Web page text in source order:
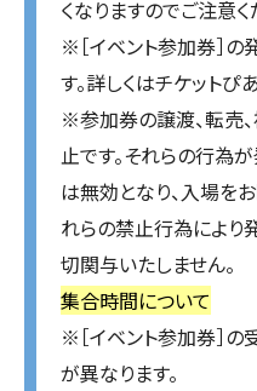
くなりますのでご注意く
※［イベント参加券］
す。詳しくはチケットぴ
※参加券の譲渡、転売
止です。それらの行為
は無効となり、入場を
れらの禁止行為により
切関与いたしません。
集合時間について
※［イベント参加券］
が異なります。